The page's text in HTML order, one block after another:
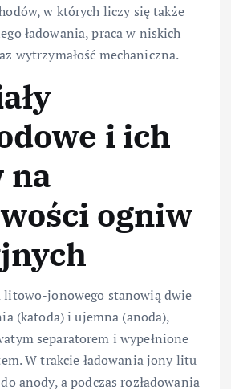
w których liczy się także
ładowania, praca w niskich
wytrzymałość mechaniczna.
i ich
na
ogniw
litowo-jonowego stanowią dwie
(katoda) i ujemna (anoda),
separatorem i wypełnione
W trakcie ładowania jony litu
anody, a podczas rozładowania